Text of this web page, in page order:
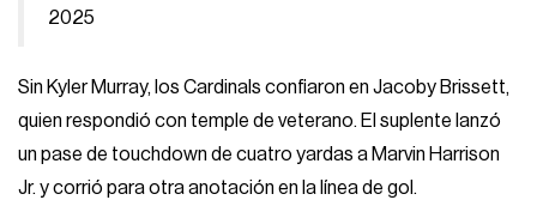
2025
Sin Kyler Murray, los Cardinals confiaron en Jacoby Brissett,
quien respondió con temple de veterano. El suplente lanzó
un pase de touchdown de cuatro yardas a Marvin Harrison
Jr. y corrió para otra anotación en la línea de gol.